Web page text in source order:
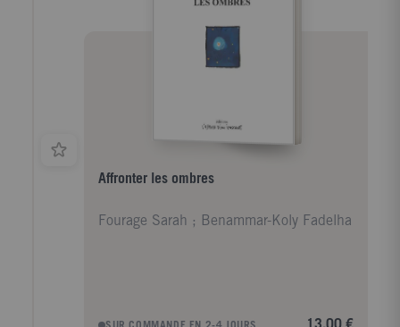
Affronter les ombres
Fourage Sarah ; Benammar-Koly Fadelha